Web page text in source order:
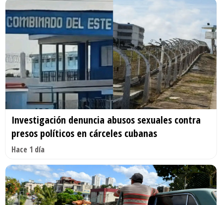
Investigación denuncia abusos sexuales contra
presos políticos en cárceles cubanas
Hace 1 día